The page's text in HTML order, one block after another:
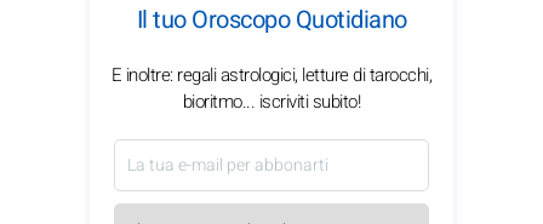
Il tuo Oroscopo Quotidiano
E inoltre: regali astrologici, letture di tarocchi,
bioritmo... iscriviti subito!